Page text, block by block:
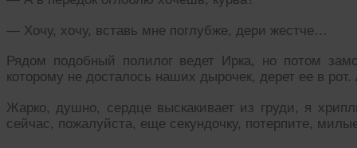
— Хочу, хочу, вставь мне поглубже, дери жестче…
Рядом подобный полилог ведет Ирка, но потом
которому не досталось наших дырочек, дерет ее в рот.
Жарко, душно, сердце выскакивает из груди, я
сейчас, пожалуйста, еще секундочку, потерпите,